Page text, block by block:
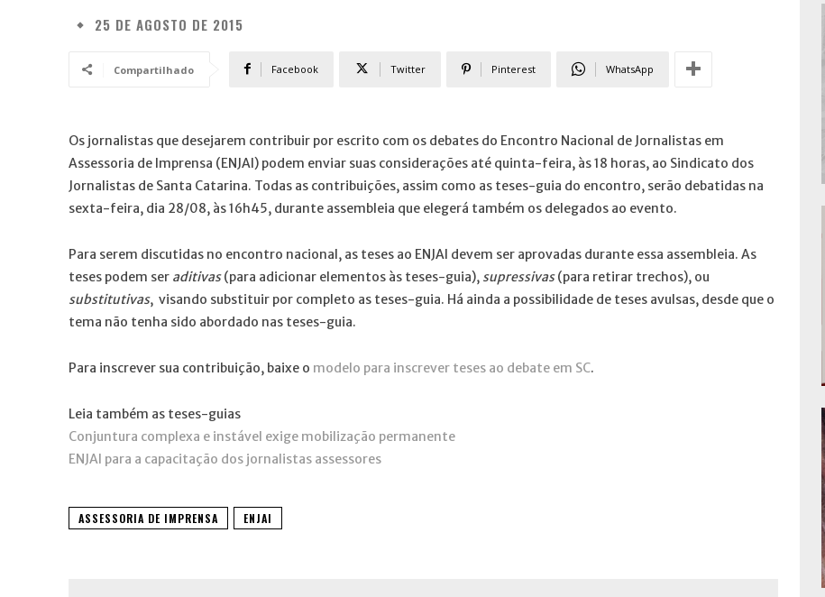
25 DE AGOSTO DE 2015
Compartilhado Facebook Twitter Pinterest WhatsApp
Os jornalistas que desejarem contribuir por escrito com os debates do Encontro Nacional de Jornalistas em
Assessoria de Imprensa (ENJAI) podem enviar suas considerações até quinta-feira, às 18 horas, ao Sindicato dos
Jornalistas de Santa Catarina. Todas as contribuições, assim como as teses-guia do encontro, serão debatidas na
sexta-feira, dia 28/08, às 16h45, durante assembleia que elegerá também os delegados ao evento.
Para serem discutidas no encontro nacional, as teses ao ENJAI devem ser aprovadas durante essa assembleia. As
teses podem ser aditivas(para adicionar elementos às teses-guia), supressivas(para retirar trechos), ou
substitutivas, visando substituir por completo as teses-guia. Há ainda a possibilidade de teses avulsas, desde que o
tema não tenha sido abordado nas teses-guia.
Para inscrever sua contribuição, baixe o modelo para inscrever teses ao debate em SC.
Leia também as teses-guias
Conjuntura complexa e instável exige mobilização permanente
ENJAI para a capacitação dos jornalistas assessores
ASSESSORIA DE IMPRENSA ENJAI